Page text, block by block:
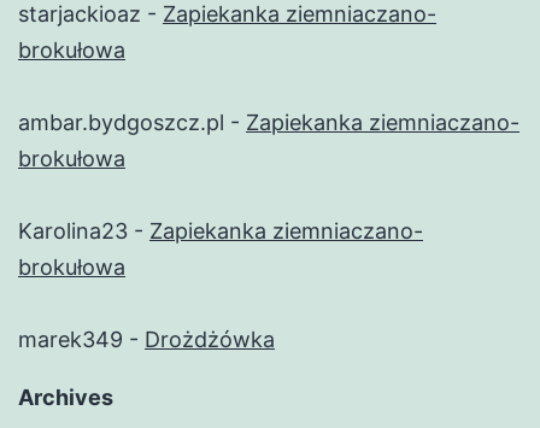
starjackioaz - Zapiekanka ziemniaczano-
brokułowa
ambar.bydgoszcz.pl - Zapiekanka ziemniaczano-
brokułowa
Karolina23 - Zapiekanka ziemniaczano-
brokułowa
marek349 - Drożdżówka
Archives